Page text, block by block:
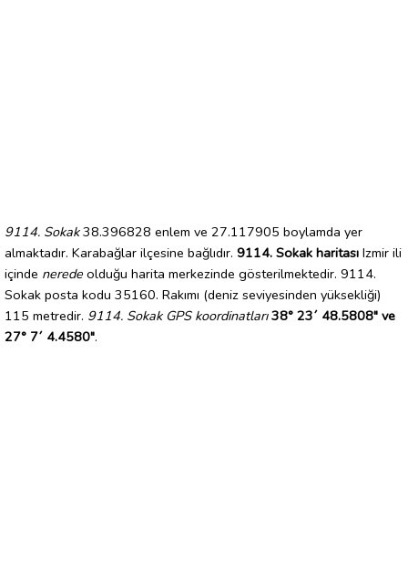
9114. Sokak38.396828 enlem ve 27.117905 boylamda yer
almaktadır. Karabağlar ilçesine bağlıdır. 9114. Sokak haritası Izmir ili
içinde nerede olduğu harita merkezinde gösterilmektedir. 9114.
Sokak posta kodu 35160. Rakımı (deniz seviyesinden yüksekliği)
115 metredir. 9114. Sokak GPS koordinatları 38° 23´ 48.5808" ve
27° 7´ 4.4580".